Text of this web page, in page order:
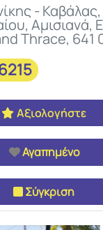
- Καβάλας,
,Αμισιανά,
Thrace, 641
Αξιολογήστε
Αγαπημένο
Σύγκριση